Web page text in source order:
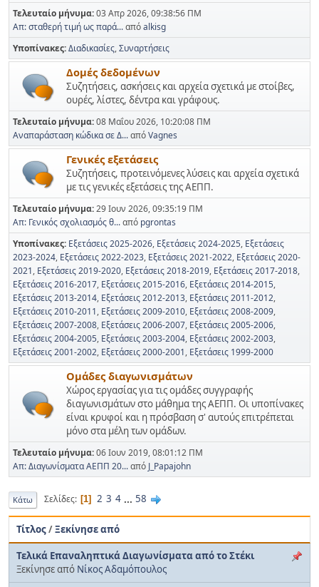
Τελευταίο μήνυμα:03 Απρ 2026, 09:38:56 ΠΜ
Απ: σταθερή τιμή ως παρά...απόalkisg
Υποπίνακες Διαδικασίες Συναρτήσεις
Δομές δεδομένων
Συζητήσεις, ασκήσεις και αρχεία σχετικά με στοίβες,
ουρές, λίστες, δέντρα και γράφους.
Τελευταίο μήνυμα:08 Μαΐου 2026, 10:20:08 ΠΜ
Αναπαράσταση κώδικα σε Δ...απόVagnes
Γενικές εξετάσεις
Συζητήσεις, προτεινόμενες λύσεις και αρχεία σχετικά
με τις γενικές εξετάσεις της ΑΕΠΠ.
Τελευταίο μήνυμα:29 Ιουν 2026, 09:35:19 ΠΜ
Απ: Γενικός σχολιασμός θ...από pgrontas
Υποπίνακες Εξετάσεις 2025-2026 Εξετάσεις 2024-2025 Εξετάσεις
2023-2024 Εξετάσεις 2022-2023 Εξετάσεις 2021-2022 Εξετάσεις 2020-
2021 Εξετάσεις 2019-2020 Εξετάσεις 2018-2019 Εξετάσεις 2017-2018
Εξετάσεις 2016-2017 Εξετάσεις 2015-2016 Εξετάσεις 2014-2015
Εξετάσεις 2013-2014 Εξετάσεις 2012-2013 Εξετάσεις 2011-2012
Εξετάσεις 2010-2011 Εξετάσεις 2009-2010 Εξετάσεις 2008-2009
Εξετάσεις 2007-2008 Εξετάσεις 2006-2007 Εξετάσεις 2005-2006
Εξετάσεις 2004-2005 Εξετάσεις 2003-2004 Εξετάσεις 2002-2003
Εξετάσεις 2001-2002 Εξετάσεις 2000-2001 Εξετάσεις 1999-2000
Ομάδες διαγωνισμάτων
Χώρος εργασίας για τις ομάδες συγγραφής
διαγωνισμάτων στο μάθημα της ΑΕΠΠ. Οι υποπίνακες
είναι κρυφοί και η πρόσβαση σ' αυτούς επιτρέπεται
μόνο στα μέλη των ομάδων.
Τελευταίο μήνυμα:06 Ιουν 2019, 08:01:12 ΠΜ
Απ: Διαγωνίσματα ΑΕΠΠ 20...από J_Papajohn
Κάτω Σελίδες 1 2 3 4 ... 58
Τίτλος/Ξεκίνησε από
Τελικά Επαναληπτικά Διαγωνίσματα από το Στέκι
Ξεκίνησε από Νίκος Αδαμόπουλος